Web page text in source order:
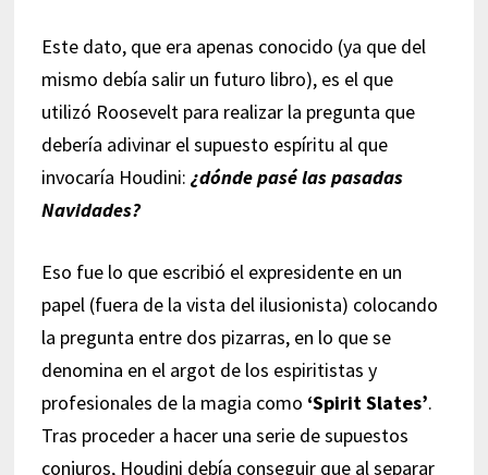
Este dato, que era apenas conocido (ya que del
mismo debía salir un futuro libro), es el que
utilizó Roosevelt para realizar la pregunta que
debería adivinar el supuesto espíritu al que
invocaría Houdini: ¿dónde pasé las pasadas
Navidades?
Eso fue lo que escribió el expresidente en un
papel (fuera de la vista del ilusionista) colocando
la pregunta entre dos pizarras, en lo que se
denomina en el argot de los espiritistas y
profesionales de la magia como ‘Spirit Slates’.
Tras proceder a hacer una serie de supuestos
conjuros, Houdini debía conseguir que al separar